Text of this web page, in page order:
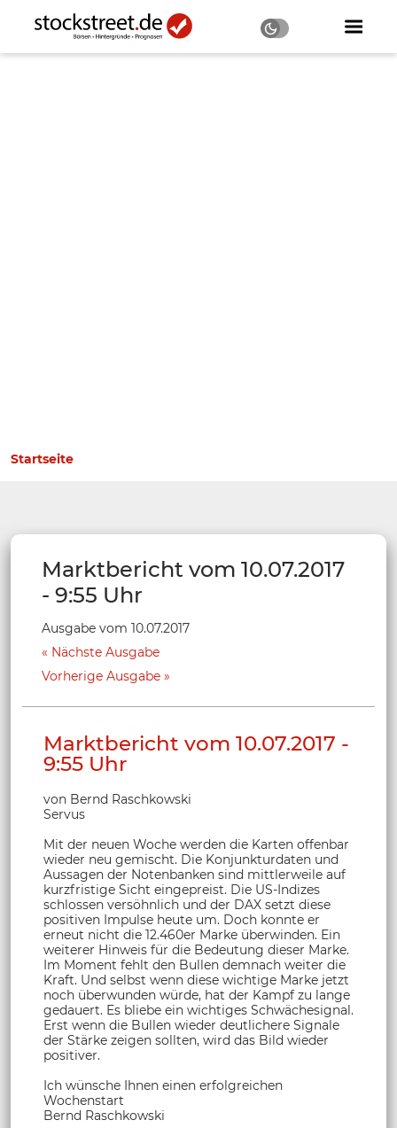
Startseite
Marktbericht vom 10.07.2017
- 9:55 Uhr
Ausgabe vom 10.07.2017
Nächste Ausgabe
Vorherige Ausgabe
Marktbericht vom 10.07.2017 -
9:55 Uhr
von Bernd Raschkowski
Servus
Mit der neuen Woche werden die Karten offenbar
wieder neu gemischt. Die Konjunkturdaten und
Aussagen der Notenbanken sind mittlerweile auf
kurzfristige Sicht eingepreist. Die US-Indizes
schlossen versöhnlich und der DAX setzt diese
positiven Impulse heute um. Doch konnte er
erneut nicht die 12.460er Marke überwinden. Ein
weiterer Hinweis für die Bedeutung dieser Marke.
Im Moment fehlt den Bullen demnach weiter die
Kraft. Und selbst wenn diese wichtige Marke jetzt
noch überwunden würde, hat der Kampf zu lange
gedauert. Es bliebe ein wichtiges Schwächesignal.
Erst wenn die Bullen wieder deutlichere Signale
der Stärke zeigen sollten, wird das Bild wieder
positiver.
Ich wünsche Ihnen einen erfolgreichen
Wochenstart
Bernd Raschkowski